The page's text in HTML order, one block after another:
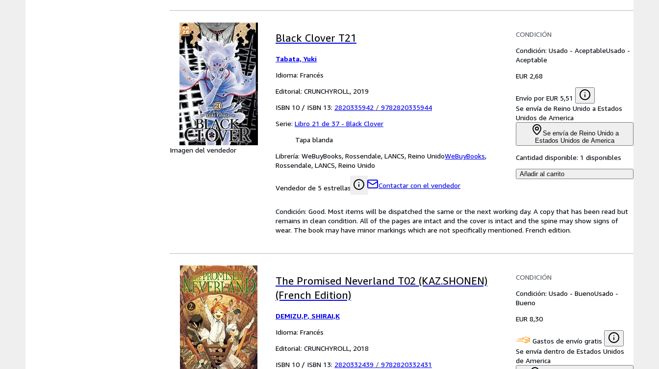
Imagen del vendedor
Black Clover T21
Tabata, Yuki
Idioma: Francés
Editorial: CRUNCHYROLL, 2019
ISBN 10 / ISBN 13: 2820335942 / 9782820335944
Serie: Libro 21 de 37 - Black Clover
Tapa blanda
Librería: WeBuyBooks, Rossendale, LANCS, Reino UnidoWeBuyBooks,
Rossendale, LANCS, Reino Unido
Vendedor de 5 estrellas Contactar con el vendedor
CONDICIÓN
Condición: Usado - AceptableUsado -
Aceptable
EUR 2,68
Envío por EUR 5,51
Se envía de Reino Unido a Estados
Unidos de America
Se envía de Reino Unido a
Estados Unidos de America
Cantidad disponible: 1 disponibles
Añadir al carrito
Condición: Good. Most items will be dispatched the same or the next working day. A copy that has been read but
remains in clean condition. All of the pages are intact and the cover is intact and the spine may show signs of
wear. The book may have minor markings which are not specifically mentioned. French edition.
The Promised Neverland T02 (KAZ.SHONEN)
(French Edition)
DEMIZU,P, SHIRAI,K
Idioma: Francés
Editorial: CRUNCHYROLL, 2018
ISBN 10 / ISBN 13: 2820332439 / 9782820332431
CONDICIÓN
Condición: Usado - BuenoUsado -
Bueno
EUR 8,30
Gastos de envío gratis
Se envía dentro de Estados Unidos
de America